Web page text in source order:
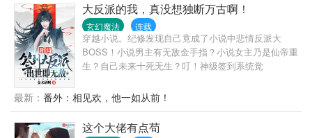
大反派的我，真没想独断万古啊！
玄幻魔法 连载
穿越小说。纪修发现自己竟成了小说中悲情反派大
BOSS！小说男主有无敌金手指？小说女主乃是仙帝重
生？自己未来十死无生？叮！神级签到系统觉
佛。微微一笑道：我为天帝，谁赞成，谁反对？
最新： 番外：相见欢，他一如从前！
这个大佬有点苟